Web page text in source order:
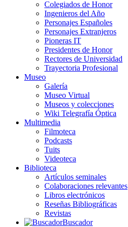
Colegiados de Honor
Ingenieros del Año
Personajes Españoles
Personajes Extranjeros
Pioneras IT
Presidentes de Honor
Rectores de Universidad
Trayectoria Profesional
Museo
Galería
Museo Virtual
Museos y colecciones
Wiki Telegrafía Óptica
Multimedia
Filmoteca
Podcasts
Tuits
Videoteca
Biblioteca
Artículos seminales
Colaboraciones relevantes
Libros electrónicos
Reseñas Bibliográficas
Revistas
Buscador